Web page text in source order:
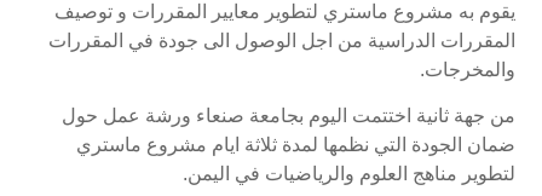
يقوم به مشروع ماستري لتطوير معايير المقررات و توصيف
المقررات الدراسية من اجل الوصول الى جودة في المقررات
والمخرجات.
من جهة ثانية اختتمت اليوم بجامعة صنعاء ورشة عمل حول
ضمان الجودة التي نظمها لمدة ثلاثة ايام مشروع ماستري
لتطوير مناهج العلوم والرياضيات في اليمن.